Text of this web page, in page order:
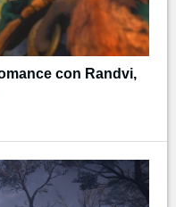
con Randvi,